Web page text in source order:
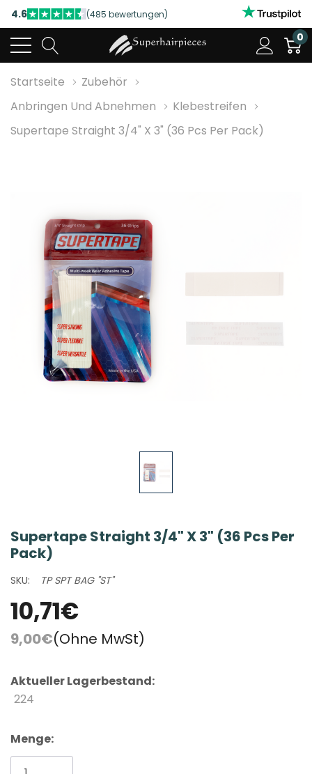
4.6 (485 bewertungen)
NUTZEN SIE UNSERE WILLKOMMENSRABATTE
4.6
(485 bewertungen)
0
Startseite
Zubehör
Anbringen Und Abnehmen
Klebestreifen
Supertape Straight 3/4" X 3" (36 Pcs Per Pack)
Supertape Straight 3/4" X 3" (36 Pcs Per
Pack)
SKU: TP SPT BAG "ST"
10,71€
9,00€(Ohne MwSt)
Aktueller Lagerbestand:
224
Menge: